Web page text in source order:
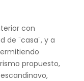
con
¨casa¨, y a
propuesto,